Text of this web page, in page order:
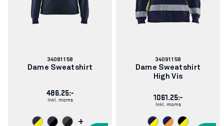
Varenummer:
34081158
Dame Sweatshirt
486.25:-
Inkl. moms
+
Varenummer:
34091158
Dame Sweatshirt
High Vis
1061.25:-
Inkl. moms